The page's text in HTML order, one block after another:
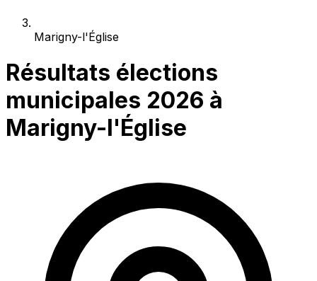
Marigny-l'Église
Résultats élections
municipales 2026 à
Marigny-l'Église